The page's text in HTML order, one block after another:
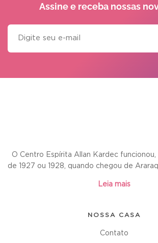
Assine e receba nossas
O Centro Espírita Allan Kardec
de 1927 ou 1928, quando chegou de
Leia mais
NOSSA CASA
Contato